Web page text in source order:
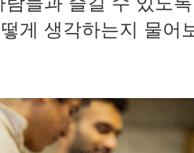
게 생각하는지 물어